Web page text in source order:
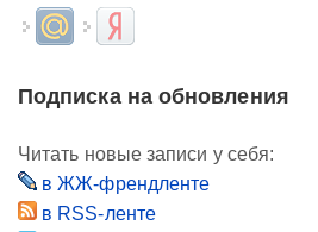
Login with Mail.ruLogin with Яндекс
Подписка на обновления
Читать новые записи у себя:
в ЖЖ-френдленте
в RSS-ленте